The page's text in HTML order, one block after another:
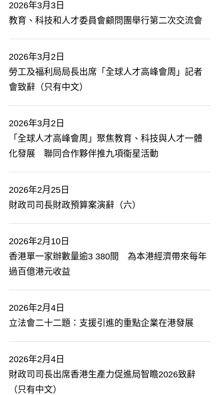
2026年3月3日
教育、科技和人才委員會顧問團舉行第二次交流會
2026年3月2日
勞工及福利局局長出席「全球人才高峰會周」記者
會致辭（只有中文）
2026年3月2日
「全球人才高峰會周」聚焦教育、科技與人才一體
化發展 聯同合作夥伴推九項衞星活動
2026年2月25日
​財政司司長財政預算案演辭（六）
2026年2月10日
香港單一家辦數量逾3 380間 為本港經濟帶來每年
過百億港元收益
2026年2月4日
​立法會二十二題：支援引進的重點企業在港發展
2026年2月4日
財政司司長出席香港生產力促進局智瞻2026致辭
（只有中文）